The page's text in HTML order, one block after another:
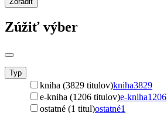
Zúžiť výber
Typ
kniha (3829 titulov)kniha3829
e-kniha (1206 titulov)e-kniha1206
ostatné (1 titul)ostatné1